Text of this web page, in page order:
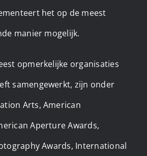
het op de meest
manier mogelijk.
opmerkelijke organisaties
samengewerkt, zijn onder
Arts, American
Aperture Awards,
Awards, International